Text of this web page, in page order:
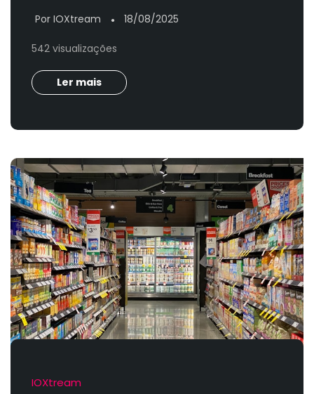
Por IOXtream ● 18/08/2025
542 visualizações
Ler mais
IOXtream